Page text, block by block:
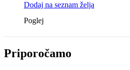
Dodaj na seznam želja
Poglej
Priporočamo